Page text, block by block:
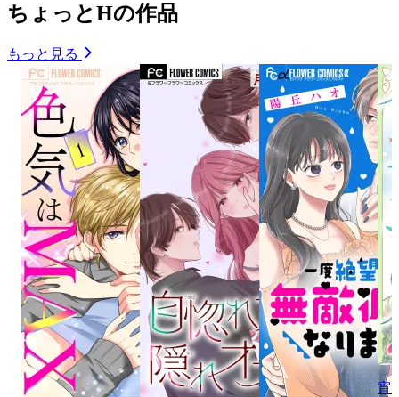
ちょっとHの作品
もっと見る
宵